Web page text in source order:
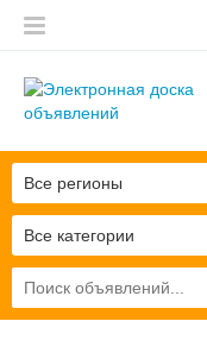
Все категории
Все регионы